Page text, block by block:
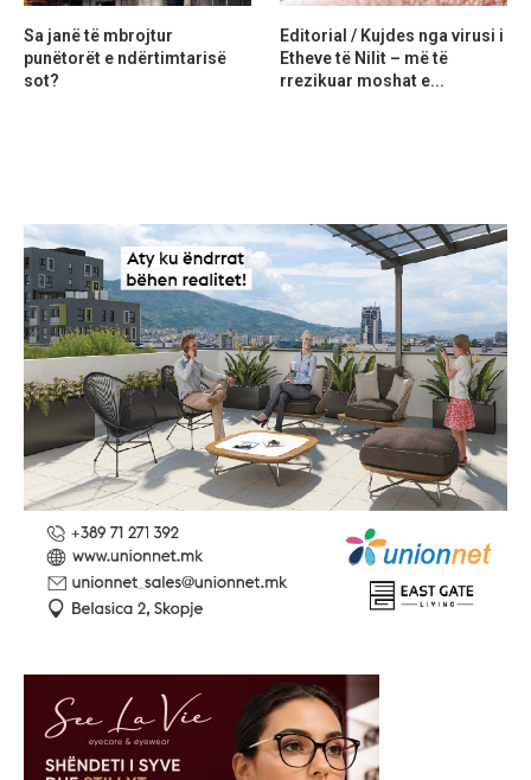
Sa janë të mbrojtur
punëtorët e ndërtimtarisë
sot?
Editorial / Kujdes nga virusi i
Etheve të Nilit – më të
rrezikuar moshat e...